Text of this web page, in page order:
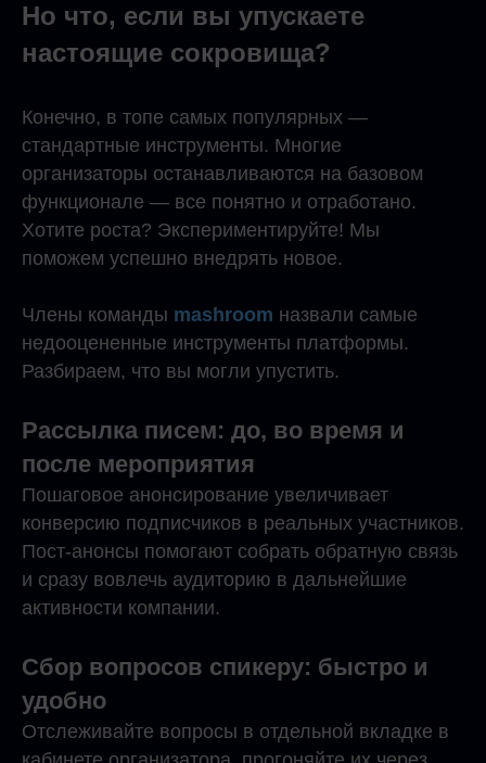
Но что, если вы упускаете
настоящие сокровища?
Конечно, в топе самых популярных —
стандартные инструменты. Многие
организаторы останавливаются на базовом
функционале — все понятно и отработано.
Хотите роста? Экспериментируйте! Мы
поможем успешно внедрять новое.
Члены команды mashroom назвали самые
недооцененные инструменты платформы.
Разбираем, что вы могли упустить.
Рассылка писем: до, во время и
после мероприятия
Пошаговое анонсирование увеличивает
конверсию подписчиков в реальных участников.
Пост-анонсы помогают собрать обратную связь
и сразу вовлечь аудиторию в дальнейшие
активности компании.
Сбор вопросов спикеру: быстро и
удобно
Отслеживайте вопросы в отдельной вкладке в